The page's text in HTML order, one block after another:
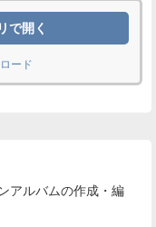
で開く
ード
アルバムの作成・編